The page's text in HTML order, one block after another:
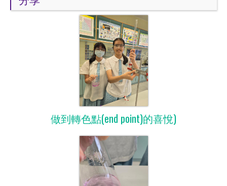
做到轉色點(end point)的喜悅)